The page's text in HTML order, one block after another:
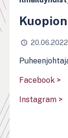
Facebook >
Instagram >